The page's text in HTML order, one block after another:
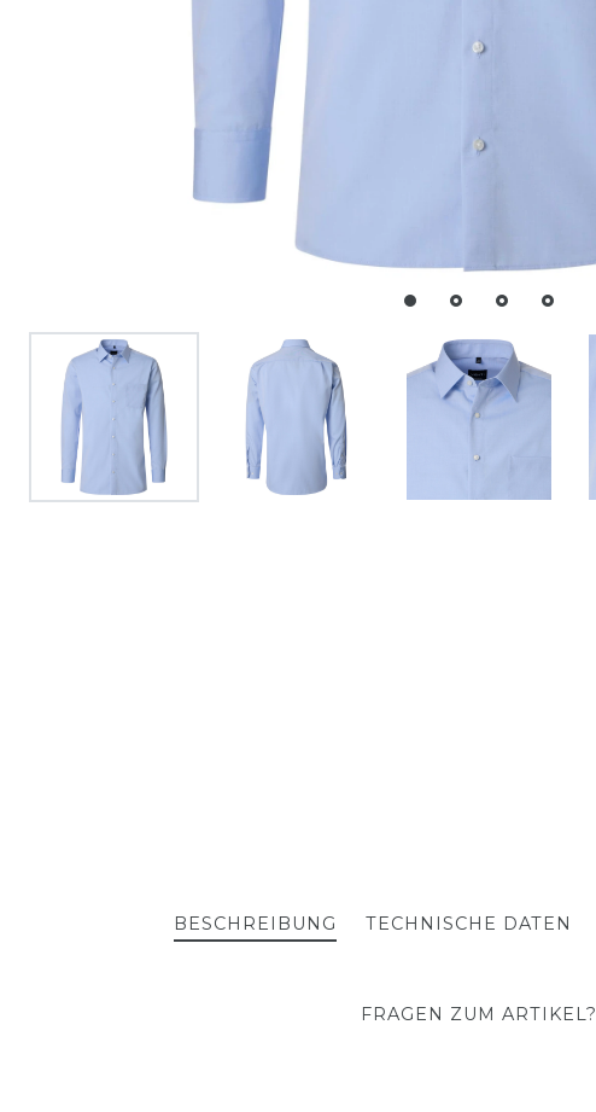
BESCHREIBUNG TECHNISCHE DATEN
FRAGEN ZUM ARTIKEL?